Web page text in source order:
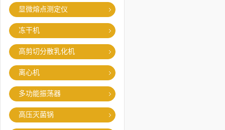
显微熔点测定仪
冻干机
高剪切分散乳化机
离心机
多功能振荡器
高压灭菌锅